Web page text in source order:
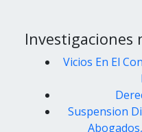
Investigaciones
Vicios En El
Suspension